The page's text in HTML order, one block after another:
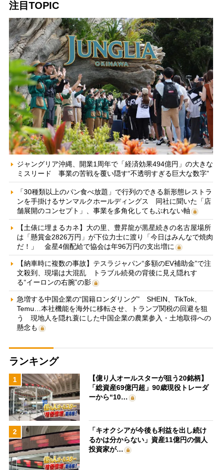
注目TOPIC
ジャングリア沖縄、開業1周年で「経済効果494億円」の大きな
ミスリード 事業の苦戦を覆い隠す“不透明すぎる巨大な数字”
「30種類以上のパン食べ放題」で行列のできる新形態レストラ
ンを手掛けるサンマルクホールディングス 同社に聞いた「店
舗展開のコンセプト」、事業を多角化してもぶれない軸
【土俵に埋まるカネ】大の里、豊昇龍が黒星続きの名古屋場所
は「懸賞金2826万円」が下位力士に渡り「今日はみんなで焼肉
だ！」 金星4個配給で協会は年96万円の支出増に
【納車時に複数の事故】テスラジャパン“多額のEV補助金”で注
文殺到、現場は大混乱 トラブル続発の背後に見え隠れす
る“イーロンの右腕”の影
急増する中国企業の“国籍ロンダリング” SHEIN、TikTok、
Temu…本社機能を海外に移転させ、トランプ関税の回避を狙
う 現地人を隠れ蓑にした中国企業の農業参入・土地取得への
懸念も
ランキング
1
【億り人オールスターが狙う20銘柄】
「総資産69億円超」90歳現役トレーダ
ーから“10…
2
「キオクシアが今後も利益を出し続け
るかは分からない」資産11億円の個人
投資家が…